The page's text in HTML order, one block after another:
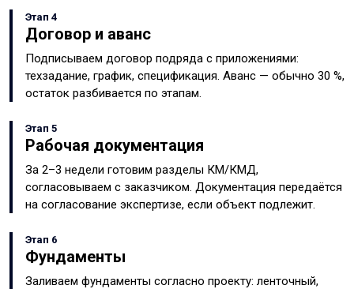
Этап 4
Договор и аванс
Подписываем договор подряда с приложениями:
техзадание, график, спецификация. Аванс — обычно 30 %,
остаток разбивается по этапам.
Этап 5
Рабочая документация
За 2–3 недели готовим разделы КМ/КМД,
согласовываем с заказчиком. Документация передаётся
на согласование экспертизе, если объект подлежит.
Этап 6
Фундаменты
Заливаем фундаменты согласно проекту: ленточный,